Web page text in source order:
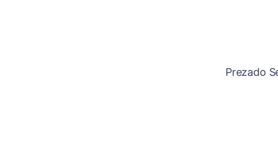
Prezado